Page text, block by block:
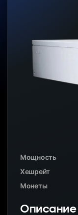
Мощность
Хешрейт
Монеты
Описание